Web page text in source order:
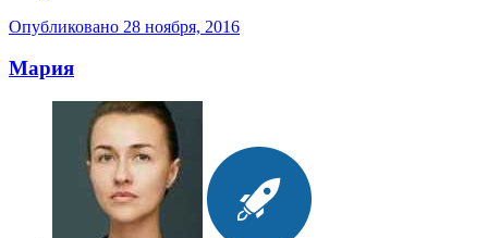
Опубликовано 28 ноября, 2016
Мария